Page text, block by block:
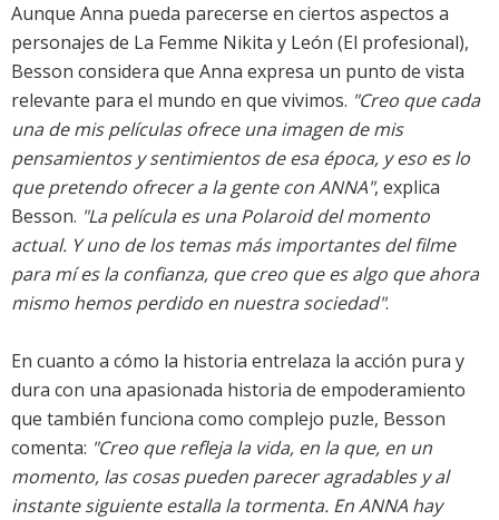
Aunque Anna pueda parecerse en ciertos aspectos a
personajes de La Femme Nikita y León (El profesional),
Besson considera que Anna expresa un punto de vista
relevante para el mundo en que vivimos. "Creo que cada
una de mis películas ofrece una imagen de mis
pensamientos y sentimientos de esa época, y eso es lo
que pretendo ofrecer a la gente con ANNA", explica
Besson. "La película es una Polaroid del momento
actual. Y uno de los temas más importantes del filme
para mí es la confianza, que creo que es algo que ahora
mismo hemos perdido en nuestra sociedad".
En cuanto a cómo la historia entrelaza la acción pura y
dura con una apasionada historia de empoderamiento
que también funciona como complejo puzle, Besson
comenta: "Creo que refleja la vida, en la que, en un
momento, las cosas pueden parecer agradables y al
instante siguiente estalla la tormenta. En ANNA hay